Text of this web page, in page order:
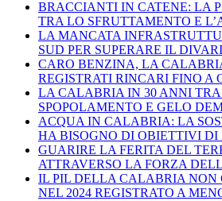
BRACCIANTI IN CATENE: LA
TRA LO SFRUTTAMENTO E
LA MANCATA
SUD PER SUPERARE IL
CARO BENZINA, LA
REGISTRATI RINCARI FINO A
LA CALABRIA IN 30 ANNI
SPOPOLAMENTO E GELO
ACQUA IN CALABRIA: LA
HA BISOGNO DI OBIETTIVI DI
GUARIRE LA FERITA DEL
ATTRAVERSO LA FORZA
IL PIL DELLA CALABRIA NON
NEL 2024 REGISTRATO A